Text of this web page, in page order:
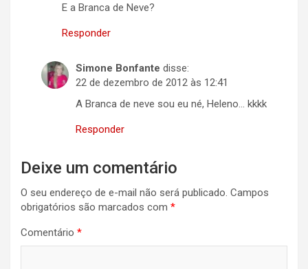
E a Branca de Neve?
Responder
Simone Bonfante disse:
22 de dezembro de 2012 às 12:41
A Branca de neve sou eu né, Heleno… kkkk
Responder
Deixe um comentário
O seu endereço de e-mail não será publicado. Campos
obrigatórios são marcados com *
Comentário *